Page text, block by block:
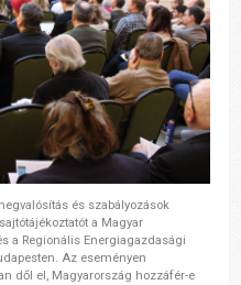
és szabályozások
a Magyar
a Regionális Energiagazdasági
Az eseményen
dől el, Magyarország hozzáfér-e